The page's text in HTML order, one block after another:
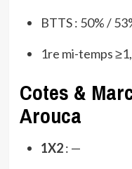
BTTS : 50% /
1re mi-temps
Cotes &
Arouca
1X2: —